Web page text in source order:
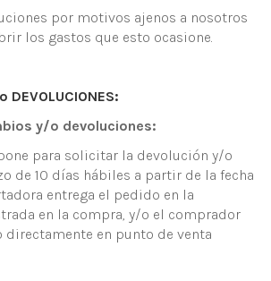
por motivos ajenos a nosotros
los gastos que esto ocasione.
DEVOLUCIONES:
y/o devoluciones:
para solicitar la devolución y/o
de 10 días hábiles a partir de la fecha
entrega el pedido en la
en la compra, y/o el comprador
directamente en punto de venta